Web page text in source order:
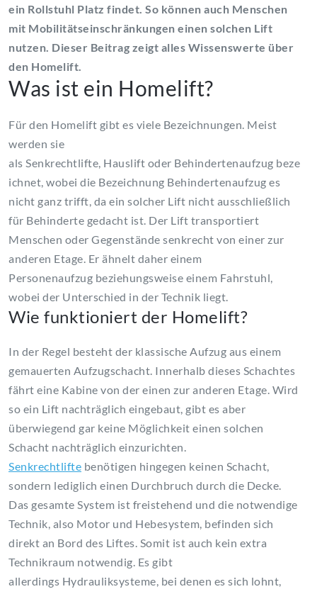
ein Rollstuhl Platz findet. So können auch Menschen
mit Mobilitätseinschränkungen einen solchen Lift
nutzen. Dieser Beitrag zeigt alles Wissenswerte über
den Homelift.
Was ist ein Homelift?
Für den Homelift gibt es viele Bezeichnungen. Meist
werden sie
als Senkrechtlifte, Hauslift oder Behindertenaufzug beze
ichnet, wobei die Bezeichnung Behindertenaufzug es
nicht ganz trifft, da ein solcher Lift nicht ausschließlich
für Behinderte gedacht ist. Der Lift transportiert
Menschen oder Gegenstände senkrecht von einer zur
anderen Etage. Er ähnelt daher einem
Personenaufzug beziehungsweise einem Fahrstuhl,
wobei der Unterschied in der Technik liegt.
Wie funktioniert der Homelift?
In der Regel besteht der klassische Aufzug aus einem
gemauerten Aufzugschacht. Innerhalb dieses Schachtes
fährt eine Kabine von der einen zur anderen Etage. Wird
so ein Lift nachträglich eingebaut, gibt es aber
überwiegend gar keine Möglichkeit einen solchen
Schacht nachträglich einzurichten.
Senkrechtlifte benötigen hingegen keinen Schacht,
sondern lediglich einen Durchbruch durch die Decke.
Das gesamte System ist freistehend und die notwendige
Technik, also Motor und Hebesystem, befinden sich
direkt an Bord des Liftes. Somit ist auch kein extra
Technikraum notwendig. Es gibt
allerdings Hydrauliksysteme, bei denen es sich lohnt,